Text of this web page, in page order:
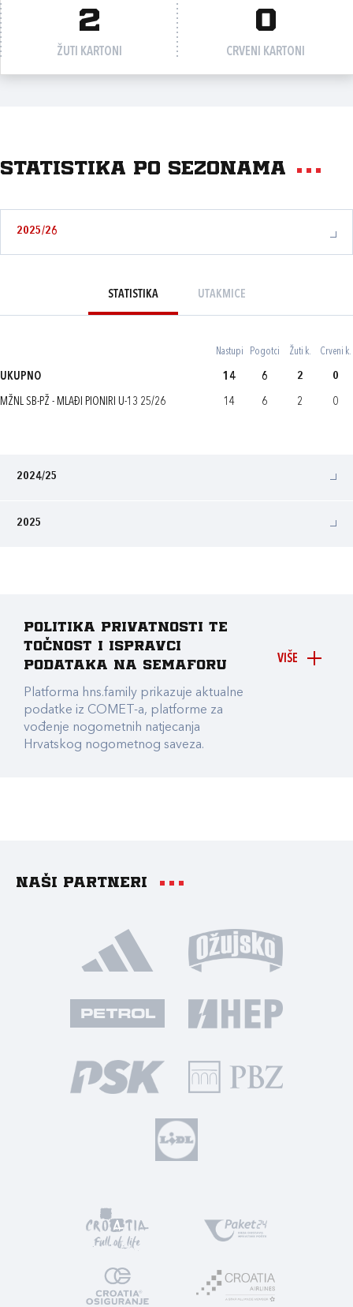
2
ŽUTI KARTONI
0
CRVENI KARTONI
Statistika po sezonama
2025/26
STATISTIKA UTAKMICE
Nastupi Pogotci Žuti k. Crveni k.
UKUPNO 14 6 2 0
MŽNL SB-PŽ - MLAĐI PIONIRI U-13 25/26 14 6 2 0
2024/25
2025
VIŠE
Politika privatnosti te
točnost i ispravci
podataka na Semaforu
Platforma hns.family prikazuje aktualne
podatke iz COMET-a, platforme za
vođenje nogometnih natjecanja
Hrvatskog nogometnog saveza.
Naši partneri